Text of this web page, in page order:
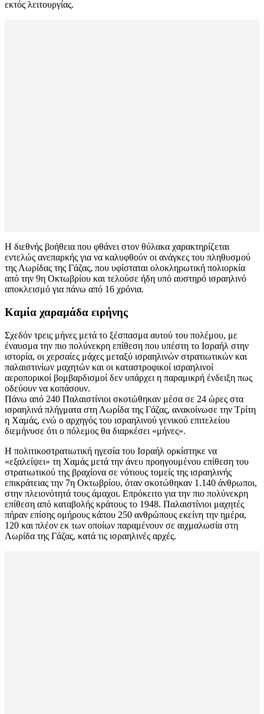
εκτός λειτουργίας.
Η διεθνής βοήθεια που φθάνει στον θύλακα χαρακτηρίζεται
εντελώς ανεπαρκής για να καλυφθούν οι ανάγκες του πληθυσμού
της Λωρίδας της Γάζας, που υφίσταται ολοκληρωτική πολιορκία
από την 9η Οκτωβρίου και τελούσε ήδη υπό αυστηρό ισραηλινό
αποκλεισμό για πάνω από 16 χρόνια.
Καμία χαραμάδα ειρήνης
Σχεδόν τρεις μήνες μετά το ξέσπασμα αυτού του πολέμου, με
έναυσμα την πιο πολύνεκρη επίθεση που υπέστη το Ισραήλ στην
ιστορία, οι χερσαίες μάχες μεταξύ ισραηλινών στρατιωτικών και
παλαιστινίων μαχητών και οι καταστροφικοί ισραηλινοί
αεροπορικοί βομβαρδισμοί δεν υπάρχει η παραμικρή ένδειξη πως
οδεύουν να κοπάσουν.
Πάνω από 240 Παλαιστίνιοι σκοτώθηκαν μέσα σε 24 ώρες στα
ισραηλινά πλήγματα στη Λωρίδα της Γάζας, ανακοίνωσε την Τρίτη
η Χαμάς, ενώ ο αρχηγός του ισραηλινού γενικού επιτελείου
διεμήνυσε ότι ο πόλεμος θα διαρκέσει «μήνες».
Η πολιτικοστρατιωτική ηγεσία του Ισραήλ ορκίστηκε να
«εξαλείψει» τη Χαμάς μετά την άνευ προηγουμένου επίθεση του
στρατιωτικού της βραχίονα σε νότιους τομείς της ισραηλινής
επικράτειας την 7η Οκτωβρίου, όταν σκοτώθηκαν 1.140 άνθρωποι,
στην πλειονότητά τους άμαχοι. Επρόκειτο για την πιο πολύνεκρη
επίθεση από καταβολής κράτους το 1948. Παλαιστίνιοι μαχητές
πήραν επίσης ομήρους κάπου 250 ανθρώπους εκείνη την ημέρα,
120 και πλέον εκ των οποίων παραμένουν σε αιχμαλωσία στη
Λωρίδα της Γάζας, κατά τις ισραηλινές αρχές.